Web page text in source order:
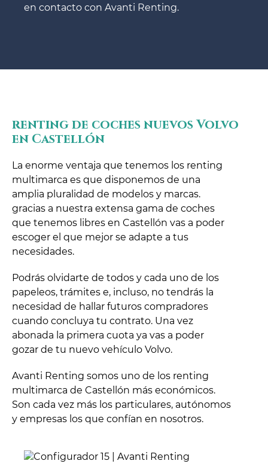
en contacto con Avanti Renting.
renting de coches nuevos Volvo
en Castellón
La enorme ventaja que tenemos los renting
multimarca es que disponemos de una
amplia pluralidad de modelos y marcas.
gracias a nuestra extensa gama de coches
que tenemos libres en Castellón vas a poder
escoger el que mejor se adapte a tus
necesidades.
Podrás olvidarte de todos y cada uno de los
papeleos, trámites e, incluso, no tendrás la
necesidad de hallar futuros compradores
cuando concluya tu contrato. Una vez
abonada la primera cuota ya vas a poder
gozar de tu nuevo vehículo Volvo.
Avanti Renting somos uno de los renting
multimarca de Castellón más económicos.
Son cada vez más los particulares, autónomos
y empresas los que confían en nosotros.